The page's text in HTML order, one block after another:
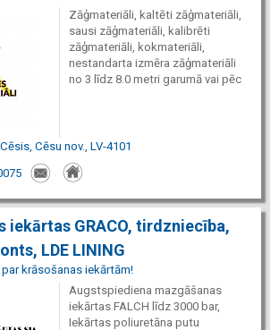
Zāģmateriāli, kaltēti zāģmateriāli,
sausi zāģmateriāli, kalibrēti
zāģmateriāli, kokmateriāli,
nestandarta izmēra zāģmateriāli
no 3 līdz 8.0 metri garumā vai pēc
Cēsu nov., LV-4101
iekārtas GRACO, tirdzniecība,
LDE LINING
krāsošanas iekārtām!
Augstspiediena mazgāšanas
iekārtas FALCH līdz 3000 bar,
Iekārtas poliuretāna putu